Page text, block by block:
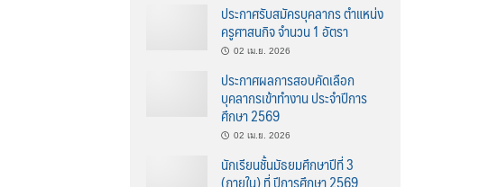
ประกาศรับสมัครบุคลากร ตำแหน่ง
ครูศาสนกิจ จำนวน 1 อัตรา
02 เม.ย. 2026
ประกาศผลการสอบคัดเลือก
บุคลากรเข้าทำงาน ประจำปีการ
ศึกษา 2569
02 เม.ย. 2026
นักเรียนชั้นมัธยมศึกษาปีที่ 3
(ภายใน) ที่ ปีการศึกษา 2569